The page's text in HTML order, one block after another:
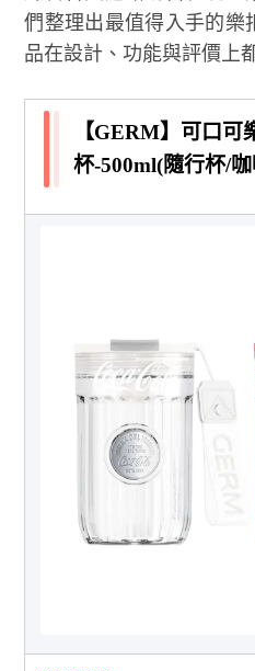
們整理出最值得入手的樂
品在設計、功能與評價上
【GERM】可口
杯-500ml(隨行杯/